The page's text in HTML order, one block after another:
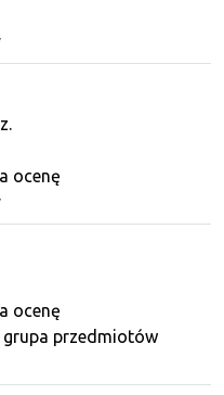
ocenę
ocenę
przedmiotów